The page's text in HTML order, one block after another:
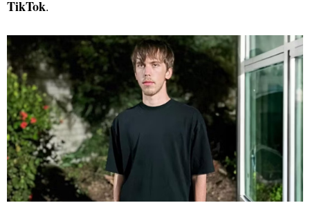
TikTok.